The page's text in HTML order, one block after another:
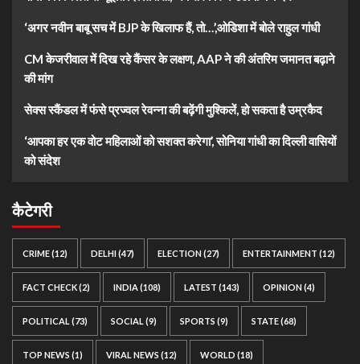
‘अगर नवीन बाबू सच में BJP के खिलाफ हैं, तो…’,ओडिशा में बोले राहुल गांधी
CM केजरीवाल में दिख रहे कैंसर के लक्षण, AAP ने की अंतरिम जमानत बढ़ाने
की मांग
सेक्स स्कैंडल में फंसे प्रज्वल रेवन्ना की बढ़ेंगी मुश्किलें, हो सकता है उम्रकैद
‘आपका हर एक वोट महिलाओं को सशक्त करेगा’, सोनिया गांधी का दिल्ली वासियों
को संदेश
कैटेगरी
CRIME(12) DELHI(47) ELECTION(27) ENTERTAINMENT (12)
FACT CHECK(2) INDIA(108) LATEST (143) OPINION(4)
POLITICAL (73) SOCIAL (9) SPORTS (9) STATE(68)
TOP NEWS (1) VIRAL NEWS (12) WORLD (18)